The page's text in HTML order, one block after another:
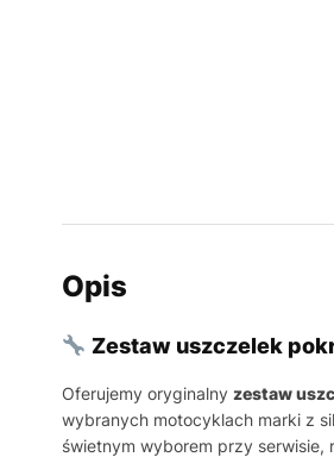
Opis
Zestaw uszczelek
Oferujemy oryginalny zestaw
wybranych motocyklach marki z
świetnym wyborem przy serwisie,